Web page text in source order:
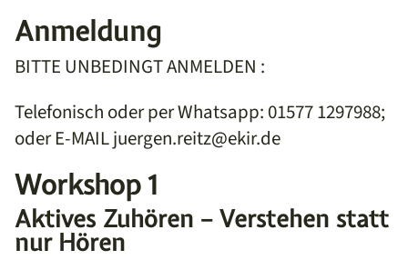
Anmeldung
BITTE UNBEDINGT ANMELDEN :
Telefonisch oder per Whatsapp: 01577 1297988;
oder E-MAIL juergen.reitz@ekir.de
Workshop 1
Aktives Zuhören – Verstehen statt
nur Hören